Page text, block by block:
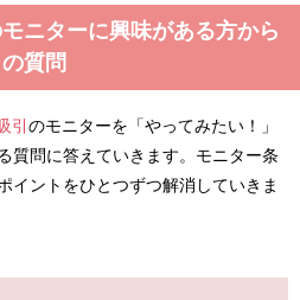
ニターに興味がある方から
の質問
引 のモニターを「やってみたい！」
質問に答えていきます。モニター条
イントをひとつずつ解消していきま